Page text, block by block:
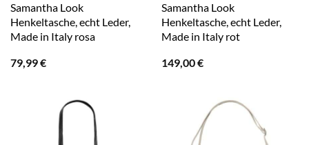
Samantha Look
Henkeltasche, echt Leder,
Made in Italy rosa
79,99€
Samantha Look
Henkeltasche, echt Leder,
Made in Italy rot
149,00€